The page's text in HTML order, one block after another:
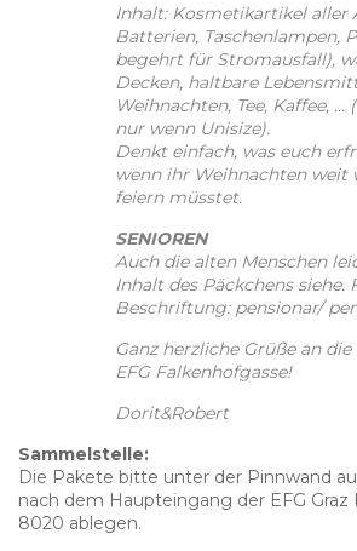
Inhalt: Kosmetikartikel aller
Batterien, Taschenlampen,
begehrt für Stromausfall),
Decken, haltbare
Weihnachten, Tee, Kaffee,
nur wenn Unisize).
Denkt einfach, was euch
wenn ihr Weihnachten weit
feiern müsstet.
SENIOREN
Auch die alten Menschen
Inhalt des Päckchens siehe.
Beschriftung: pensionar/
Ganz herzliche Grüße an
EFG Falkenhofgasse!
Dorit&Robert
Sammelstelle:
Die Pakete bitte unter der Pinnwand
nach dem Haupteingang der EFG Graz
8020 ablegen.